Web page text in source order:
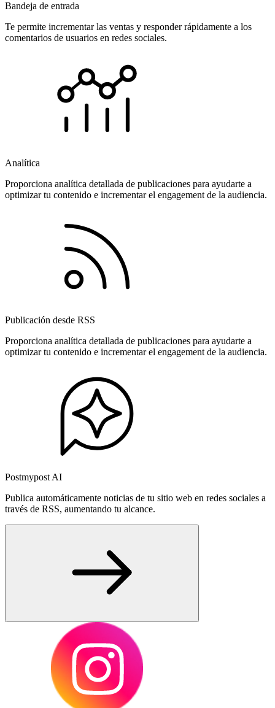
Bandeja de entrada
Te permite incrementar las ventas y responder rápidamente a los
comentarios de usuarios en redes sociales.
Analítica
Proporciona analítica detallada de publicaciones para ayudarte a
optimizar tu contenido e incrementar el engagement de la audiencia.
Publicación desde RSS
Proporciona analítica detallada de publicaciones para ayudarte a
optimizar tu contenido e incrementar el engagement de la audiencia.
Postmypost AI
Publica automáticamente noticias de tu sitio web en redes sociales a
través de RSS, aumentando tu alcance.